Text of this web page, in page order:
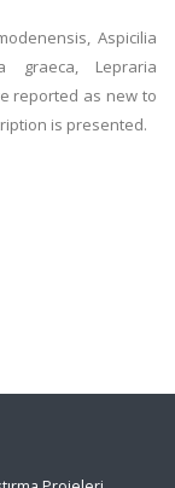
Aspicilia
graeca, Lepraria
reported as new to
is presented.